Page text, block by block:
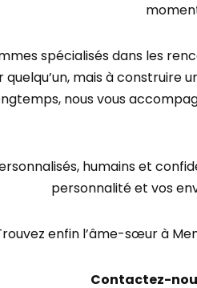
spécialisés dans les
mais à construire
, nous vous
humains et
personnalité et vos
enfin l’âme-sœur à
Contactez-